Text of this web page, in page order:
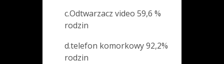
c.Odtwarzacz video 59,6 %
rodzin
d.telefon komorkowy 92,2%
rodzin